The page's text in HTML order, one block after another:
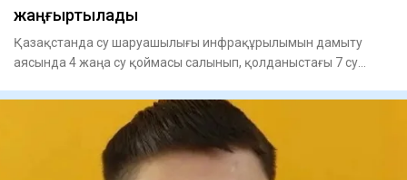
жаңғыртылады
Қазақстанда су шаруашылығы инфрақұрылымын дамыту
аясында 4 жаңа су қоймасы салынып, қолданыстағы 7 су